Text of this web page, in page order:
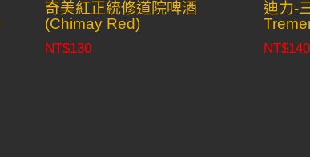
奇美紅正統修道院啤酒
(Chimay Red)
NT$130
迪力-
NT$140